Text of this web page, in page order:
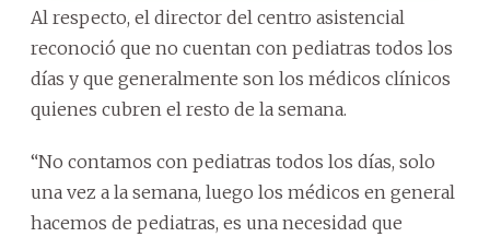
Al respecto, el director del centro asistencial
reconoció que no cuentan con pediatras todos los
días y que generalmente son los médicos clínicos
quienes cubren el resto de la semana.
“No contamos con pediatras todos los días, solo
una vez a la semana, luego los médicos en general
hacemos de pediatras, es una necesidad que